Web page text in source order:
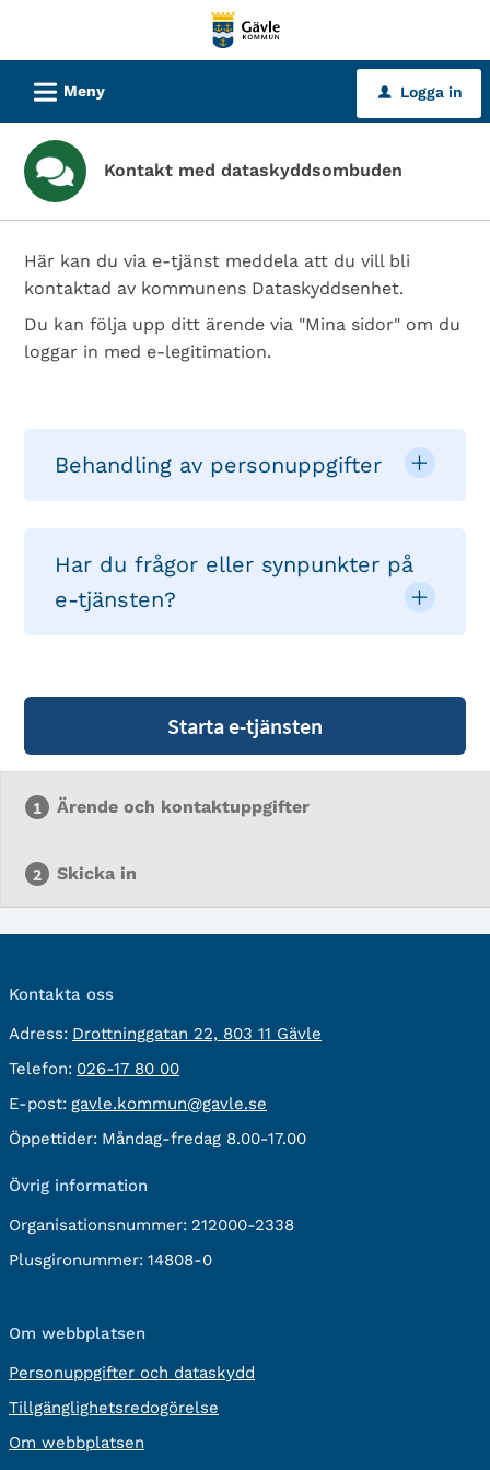
tjänster
Gävle
kommun
L Meny u Logga in
Kontakt med dataskyddsombuden
Här kan du via e-tjänst meddela att du vill bli
kontaktad av kommunens Dataskyddsenhet.
Du kan följa upp ditt ärende via "Mina sidor" om du
loggar in med e-legitimation.
Behandling av personuppgifter
Har du frågor eller synpunkter på
e-tjänsten?
Starta e-tjänsten
Ärende och kontaktuppgifter
Skicka in
Kontakta oss
Adress: besöksadress:
Drottninggatan 22, 803 11 Gävle
Telefon: Telefon:
026-17 80 00
E-post: E-
post:
gavle.kommun@gavle.se
Öppettider: Måndag-fredag 8.00-17.00
Övrig information
Organisationsnummer: 212000-2338
Plusgironummer: 14808-0
Om webbplatsen
Personuppgifter och dataskydd
Tillgänglighetsredogörelse
Om webbplatsen